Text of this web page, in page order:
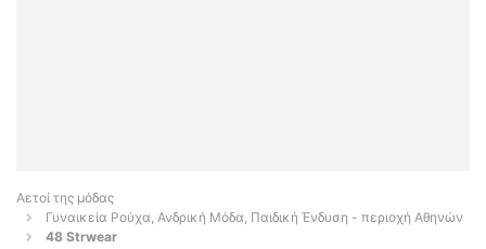
Αετοί της μόδας
Γυναικεία Ρούχα, Ανδρική Μόδα, Παιδική Ένδυση - περιοχή Αθηνών
48 Strwear